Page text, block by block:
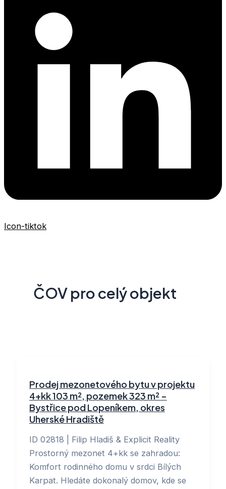
Icon-tiktok
ČOV pro celý objekt
Prodej mezonetového bytu v projektu
4+kk 103 m², pozemek 323 m² –
Bystřice pod Lopeníkem, okres
Uherské Hradiště
ID 02818 | Filip Hladiš & Explicit Reality
Prostorný mezonet 4+kk se zahradou:
Komfort rodinného domu v srdci Bílých
Karpat. Hledáte dokonalý domov, kde se